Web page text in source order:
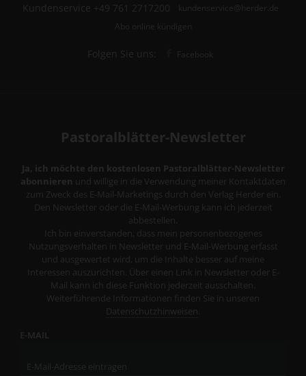
Kundenservice +49 761 2717200
kundenservice@herder.de
Abo online kündigen
Folgen Sie uns: Facebook
Pastoralblätter-Newsletter
Ja, ich möchte den kostenlosen Pastoralblätter-Newsletter
abonnieren und willige in die Verwendung meiner Kontaktdaten
zum Zweck des E-Mail-Marketings durch den Verlag Herder ein.
Den Newsletter oder die E-Mail-Werbung kann ich jederzeit
abbestellen.
Ich bin einverstanden, dass mein personenbezogenes
Nutzungsverhalten in Newsletter und E-Mail-Werbung erfasst
und ausgewertet wird, um die Inhalte besser auf meine
Interessen auszurichten. Über einen Link in Newsletter oder E-
Mail kann ich diese Funktion jederzeit ausschalten.
Weiterführende Informationen finden Sie in unseren
Datenschutzhinweisen
E-MAIL